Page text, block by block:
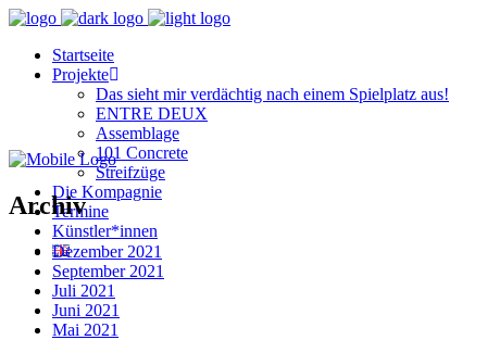
Startseite
Projekte
Das sieht mir verdächtig nach einem Spielplatz aus!
ENTRE DEUX
Assemblage
101 Concrete
Streifzüge
Die Kompagnie
Termine
Künstler*innen
Archiv
Dezember 2021
September 2021
Juli 2021
Juni 2021
Mai 2021